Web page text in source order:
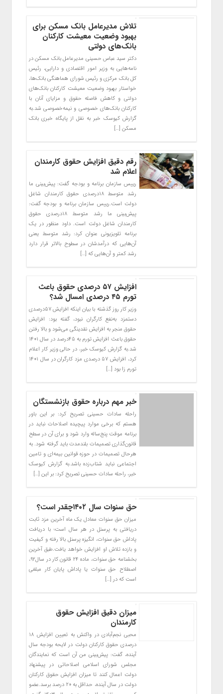
تلاش مدیرعامل بانک مسکن برای
بهبود وضعیت معیشت کارکنان
بانک‌های دولتی
دکتر سید عباس حسینی مدیرعامل بانک مسکن در
نامه‌هایی به وزیر امور اقتصادی و دارایی، رئیس
کل بانک مرکزی و رئیس شورای هماهنگی بانک‌ها،
خواستار بهبود وضعیت معیشت کارکنان بانک‌های
دولتی و کاهش فاصله حقوق و مزایای آنان با
کارکنان بانک‌های خصوصی و نیمه‌خصوصی شد.به
گزارش کیوسک خبر به نقل از پایگاه خبری بانک
مسکن […]
رقم دقیق افزایش حقوق کارمندان
اعلام شد
رییس سازمان برنامه و بودجه گفت: پیش‌بینی ما
رشد متوسط ۱۸درصدی حقوق کارمندان شاغل
دولت است.رییس سازمان برنامه و بودجه گفت:
پیش‌بینی ما رشد متوسط ۱۸درصدی حقوق
کارمندان شاغل دولت است. داود منظور در یک
برنامه تلویزیونی عنوان کرد: رشد متوسط یعنی
آن‌هایی که درآمدشان در سطوح بالاتر قرار دارد
رشد کمتر و آن‌هایی که […]
افزایش ۵۷ درصدی حقوق باعث
تورم ۴۵ درصدی امسال شد؟
وزیر کار روز گذشته با بیان اینکه افزایش ۵۷درصدی
دستمزد به‌نفع کارگران نبود، گفته بود: افزایش
حقوق منجر به افزایش نقدینگی می‌شود و بالا رفتن
حقوق باعث افزایش تورم به ۴۵درصد در سال ۱۴۰۱
شد.به گزارش کیوسک خبر، در حالی وزیر کار اعلام
کرد، افزایش ۵۷ درصدی مزد کارگران در سال ۱۴۰۱
تورم زا بود […]
خبر مهم درباره حقوق بازنشستگان
راحله سادات حسینی تصریح کرد: بر این باور
هستم که برخی موارد پیچیده اصلاحات نباید در
برنامه موقت پنج‌ساله وارد شود و برای آن در سطح
قانون‌گذاری تصمیمات بلندمدت باید گرفته شود. به
هرحال تصمیمات در حوزه قوانین بیمه‌ای و تامین
اجتماعی نباید شتاب‌زده باشد.به گزارش کیوسک
خبر، راحله سادات حسینی تصریح کرد: بر این […]
حق سنوات سال ۱۴۰۲چقدر است؟
میزان حق سنوات معادل یک ماه آخرین مزد ثابت
دریافتی به پرسنل در هر سال است؛ با دریافت
پاداش حق سنوات، انگیزه پرسنل بالا رفته و کیفیت
و بازده تلاش او افزایش خواهد یافت.طبق آخرین
بخشنامه حق سنوات، ماده ۲۴ قانون کار در سال۹۲،
اصطلاح حق سنوات یا پاداش پایان کار مبلغی
است که در […]
میزان دقیق افزایش حقوق
کارمندان
محبی نجم‌آبادی در واکنش به تعیین افزایش ۱۸
درصدی حقوق کارکنان دولت در لایحه بودجه سال
آینده، گفت: پیش‌بینی من آن است که نمایندگان
مجلس شورای اسلامی اصلاحاتی در پیشنهاد
دولت اعمال کنند تا میزان افزایش حقوق کارکنان
دولت در سال آینده، حداقل به ۲۰ درصد برسد.عضو